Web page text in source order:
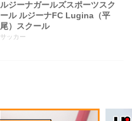
ルジーナガールズスポーツスク
ール ルジーナFC Lugina（平
尾）スクール
サッカー